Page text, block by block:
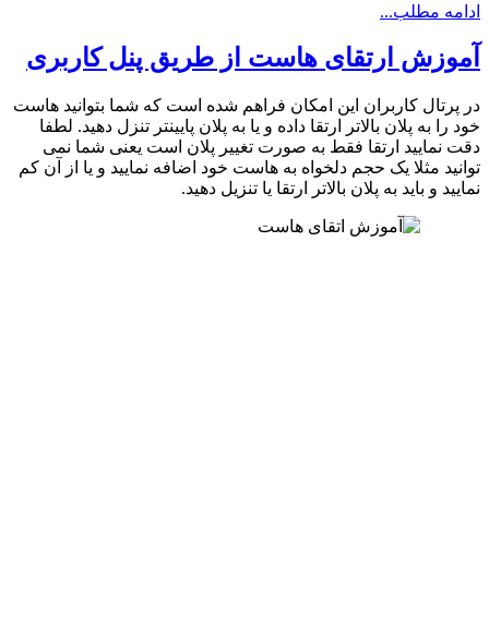
ادامه مطلب...
آموزش ارتقای هاست از طریق پنل کاربری
در پرتال کاربران این امکان فراهم شده است که شما بتوانید هاست
خود را به پلان بالاتر ارتقا داده و یا به پلان پایینتر تنزل دهید. لطفا
دقت نمایید ارتقا فقط به صورت تغییر پلان است یعنی شما نمی
توانید مثلا یک حجم دلخواه به هاست خود اضافه نمایید و یا از آن کم
نمایید و باید به پلان بالاتر ارتقا یا تنزیل دهید.